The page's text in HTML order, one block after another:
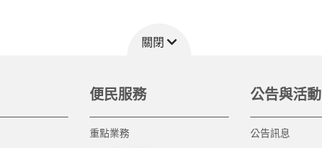
關閉
便民服務
重點業務
公告與活動
公告訊息